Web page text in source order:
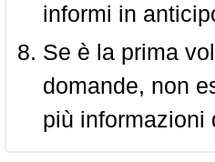
informi in
Se è la prima
domande, non
più informazioni